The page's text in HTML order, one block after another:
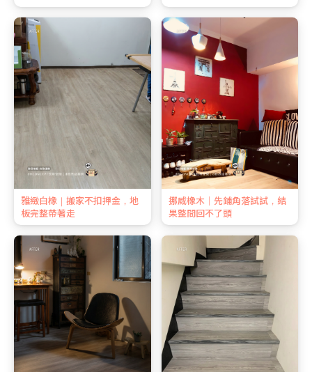
雅緻白橡｜搬家不扣押金，地
板完整帶著走
挪威橡木｜先鋪角落試試，結
果整間回不了頭